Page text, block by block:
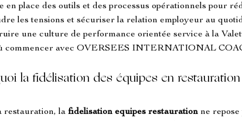
en place des outils et des processus opérationnels pour
les tensions et sécuriser la relation employeur au
une culture de performance orientée service à la
commencer avec OVERSEES INTERNATIONAL
la fidélisation des équipes en
restauration, la fidelisation equipes restauration ne